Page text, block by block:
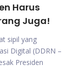
Harus
Juga!
sipil yang
Digital (DDRN –
Presiden